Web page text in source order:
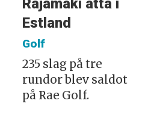
Rajamäki åtta i
Estland
Golf
235 slag på tre
rundor blev saldot
på Rae Golf.